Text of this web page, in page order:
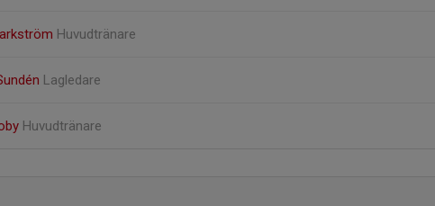
Huvudtränare
Lagledare
Huvudtränare